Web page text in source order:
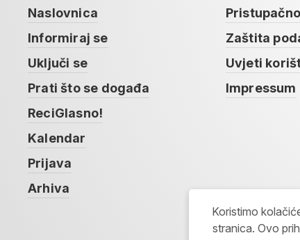
Naslovnica
Informiraj se
Uključi se
Prati što se događa
ReciGlasno!
Kalendar
Prijava
Arhiva
Zaštita
Uvjeti
Impressum
Koristimo
stranica. Ovo